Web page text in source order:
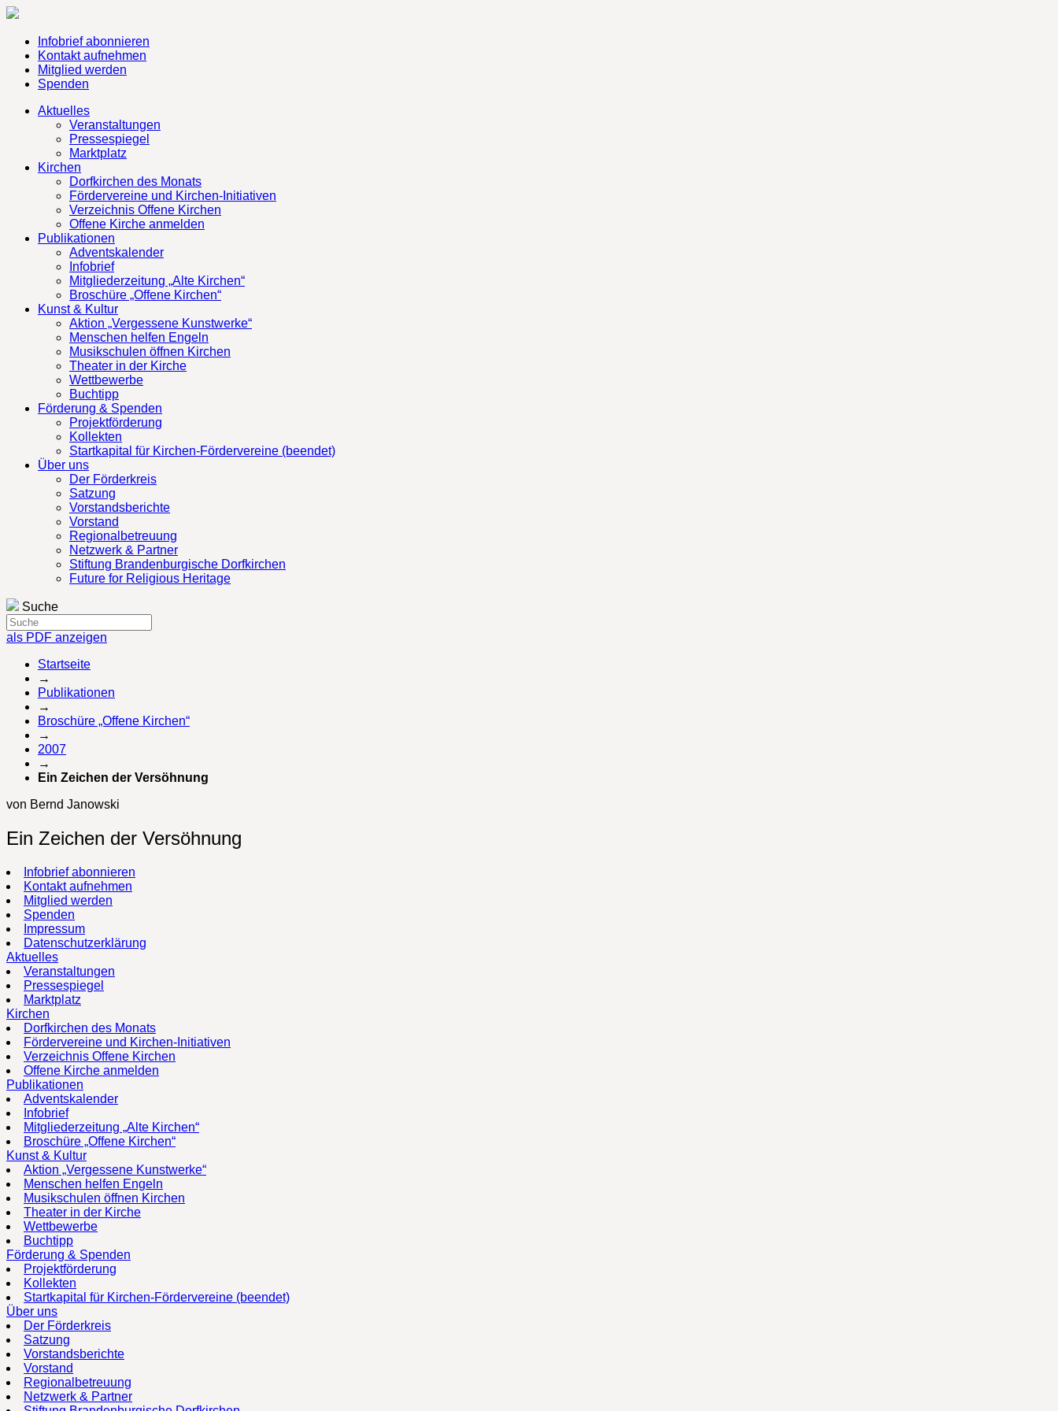
Infobrief abonnieren
Kontakt aufnehmen
Mitglied werden
Spenden
Aktuelles
Veranstaltungen
Pressespiegel
Marktplatz
Kirchen
Dorfkirchen des Monats
Fördervereine und Kirchen-Initiativen
Verzeichnis Offene Kirchen
Offene Kirche anmelden
Publikationen
Adventskalender
Infobrief
Mitgliederzeitung „Alte Kirchen“
Broschüre „Offene Kirchen“
Kunst & Kultur
Aktion „Vergessene Kunstwerke“
Menschen helfen Engeln
Musikschulen öffnen Kirchen
Theater in der Kirche
Wettbewerbe
Buchtipp
Förderung & Spenden
Projektförderung
Kollekten
Startkapital für Kirchen-Fördervereine (beendet)
Über uns
Der Förderkreis
Satzung
Vorstandsberichte
Vorstand
Regionalbetreuung
Netzwerk & Partner
Stiftung Brandenburgische Dorfkirchen
Future for Religious Heritage
Suche
als PDF anzeigen
Startseite
→
Publikationen
→
Broschüre „Offene Kirchen“
→
2007
→
Ein Zeichen der Versöhnung
von Bernd Janowski
Ein Zeichen der Versöhnung
Infobrief abonnieren
Kontakt aufnehmen
Mitglied werden
Spenden
Impressum
Datenschutzerklärung
Aktuelles
Veranstaltungen
Pressespiegel
Marktplatz
Kirchen
Dorfkirchen des Monats
Fördervereine und Kirchen-Initiativen
Verzeichnis Offene Kirchen
Offene Kirche anmelden
Publikationen
Adventskalender
Infobrief
Mitgliederzeitung „Alte Kirchen“
Broschüre „Offene Kirchen“
Kunst & Kultur
Aktion „Vergessene Kunstwerke“
Menschen helfen Engeln
Musikschulen öffnen Kirchen
Theater in der Kirche
Wettbewerbe
Buchtipp
Förderung & Spenden
Projektförderung
Kollekten
Startkapital für Kirchen-Fördervereine (beendet)
Über uns
Der Förderkreis
Satzung
Vorstandsberichte
Vorstand
Regionalbetreuung
Netzwerk & Partner